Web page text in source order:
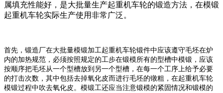
属填充性能好，是大批量生产起重机车轮的锻造方法，在模锻
起重机车轮实际生产使用非常广泛。
首先，锻造厂在大批量模锻加工起重机车轮锻件中应该遵守毛坯在炉
内的加热规范，必须按照规定的工步在锻模所有的型槽中模锻，应该
按顺序把毛坯从一个型槽放到另一个型槽，在每一个工序上给予必要
的打击次数，其中包括去掉氧化皮而进行毛坯的镦粗，在起重机车轮
模锻过程中吹去氧化皮。模锻工还应当注意锻模的紧固情况和锻模的